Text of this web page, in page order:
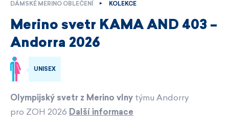
DÁMSKÉ MERINO OBLEČENÍ
KOLEKCE
Merino svetr KAMA AND 403 –
Andorra 2026
UNISEX
Olympijský svetr z Merino vlny týmu Andorry
pro ZOH 2026 Další informace